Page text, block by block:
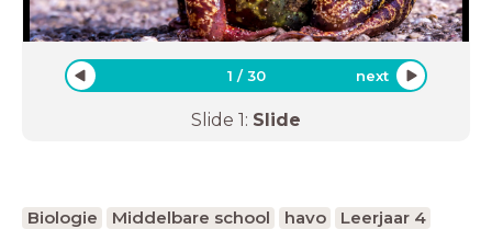
1 /30 next
Slide 1: Slide
Biologie Middelbare school havo Leerjaar 4